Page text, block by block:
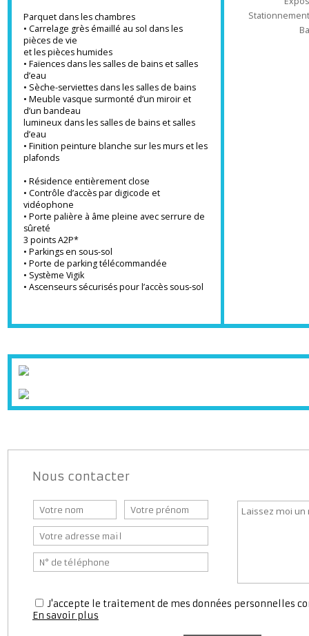
liaison avec le centre de Genève en moins
de 30 minutes grâce au tram 17 ou au
CEVA/Léman Express en gare.
Parquet dans les chambres
• Carrelage grès émaillé au sol dans les
pièces de vie
et les pièces humides
• Faïences dans les salles de bains et salles
d’eau
• Sèche-serviettes dans les salles de bains
• Meuble vasque surmonté d’un miroir et
d’un bandeau
lumineux dans les salles de bains et salles
d’eau
• Finition peinture blanche sur les murs et les
plafonds
• Résidence entièrement close
• Contrôle d’accès par digicode et
vidéophone
• Porte palière à âme pleine avec serrure de
sûreté
• Porte de parking télécommandée
Nous contacter